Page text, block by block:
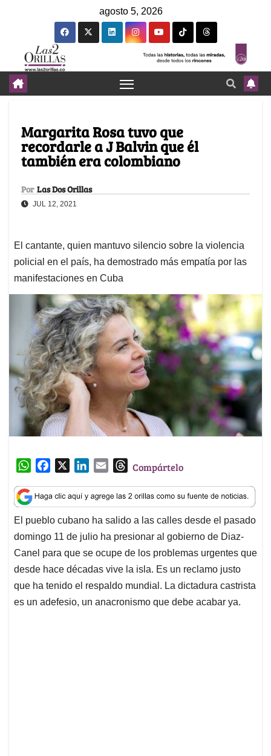
agosto 5, 2026
Margarita Rosa tuvo que
recordarle a J Balvin que él
también era colombiano
Por Las Dos Orillas
JUL 12, 2021
El cantante, quien mantuvo silencio sobre la violencia
policial en el país, ha demostrado más empatía por las
manifestaciones en Cuba
W
a
t
s
A
p
p
c
e
b
o
o
k
n
k
e
d
I
n
a
i
l
T
r
e
a
d
s
Compártelo
El pueblo cubano ha salido a las calles desde el pasado
domingo 11 de julio ha presionar al gobierno de Diaz-
Canel para que se ocupe de los problemas urgentes que
desde hace décadas vive la isla. Es un reclamo justo
que ha tenido el respaldo mundial. La dictadura castrista
es un adefesio, un anacronismo que debe acabar ya.